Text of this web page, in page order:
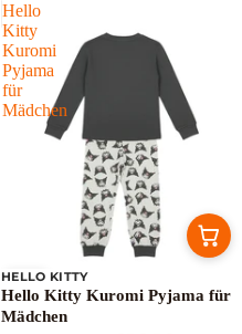
Hello
Kitty
Kuromi
Pyjama
für
Mädchen
Sale
HELLO KITTY
Hello Kitty Kuromi Pyjama für
Mädchen